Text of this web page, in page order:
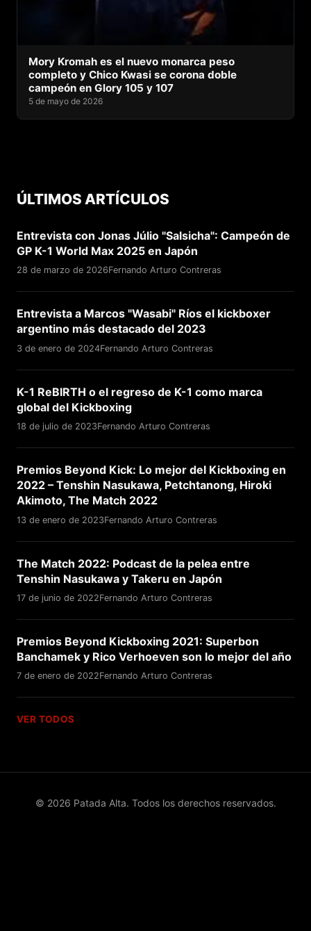
Mory Kromah es el nuevo monarca peso
completo y Chico Kwasi se corona doble
campeón en Glory 105 y 107
5 de mayo de 2026
ÚLTIMOS ARTÍCULOS
Entrevista con Jonas Júlio "Salsicha": Campeón de
GP K-1 World Max 2025 en Japón
28 de marzo de 2026Fernando Arturo Contreras
Entrevista a Marcos "Wasabi" Ríos el kickboxer
argentino más destacado del 2023
3 de enero de 2024Fernando Arturo Contreras
K-1 ReBIRTH o el regreso de K-1 como marca
global del Kickboxing
18 de julio de 2023Fernando Arturo Contreras
Premios Beyond Kick: Lo mejor del Kickboxing en
2022 – Tenshin Nasukawa, Petchtanong, Hiroki
Akimoto, The Match 2022
13 de enero de 2023Fernando Arturo Contreras
The Match 2022: Podcast de la pelea entre
Tenshin Nasukawa y Takeru en Japón
17 de junio de 2022Fernando Arturo Contreras
Premios Beyond Kickboxing 2021: Superbon
Banchamek y Rico Verhoeven son lo mejor del año
7 de enero de 2022Fernando Arturo Contreras
VER TODOS
© 2026 Patada Alta. Todos los derechos reservados.